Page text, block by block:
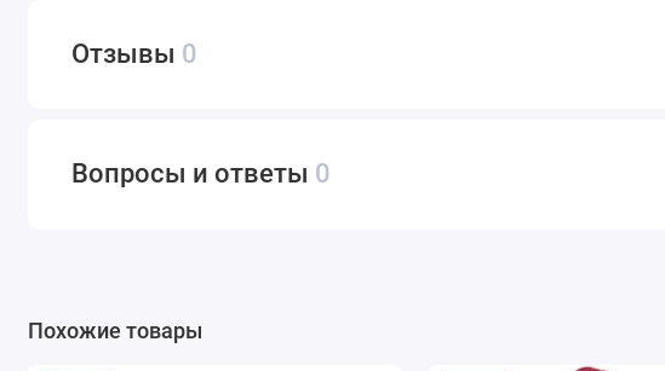
Отзывы 0
Вопросы и ответы 0
Похожие товары